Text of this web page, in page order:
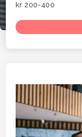
kr 200-400